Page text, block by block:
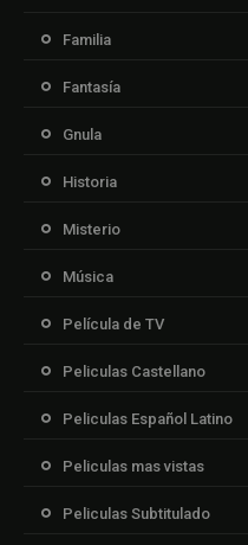
Familia
Fantasía
Gnula
Historia
Misterio
Música
Película de TV
Peliculas Castellano
Peliculas Español Latino
Peliculas mas vistas
Peliculas Subtitulado